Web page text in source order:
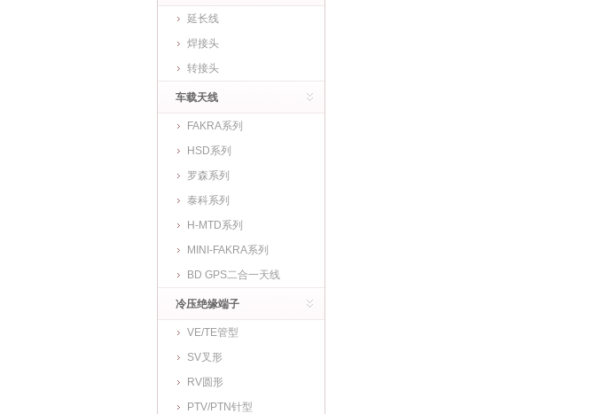
延长线
焊接头
转接头
车载天线
FAKRA系列
HSD系列
罗森系列
泰科系列
H-MTD系列
MINI-FAKRA系列
BD GPS二合一天线
冷压绝缘端子
VE/TE管型
SV叉形
RV圆形
PTV/PTN针型